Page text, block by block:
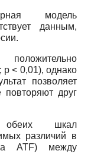
модель
данным,
p < 0,01), однако
позволяет
повторяют друг
обеих шкал
различий в
ATF) между